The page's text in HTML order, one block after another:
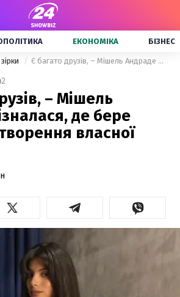
ЕКОНОМІКА БІЗНЕС
Є багато друзів, – Мішель Андраде зізналася, де бере гроші на створення власної музики
2
– Мішель
де бере
власної